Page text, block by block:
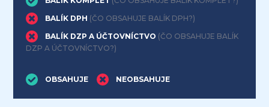
BALÍK DPH (ČO OBSAHUJE BALÍK DPH?)
BALÍK DZP A ÚČTOVNÍCTVO (ČO OBSAHUJE BALÍK
DZP A ÚČTOVNÍCTVO?)
OBSAHUJE NEOBSAHUJE